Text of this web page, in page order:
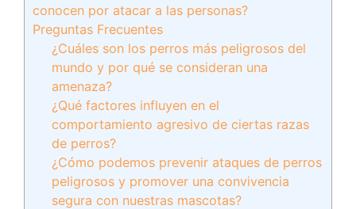
conocen por atacar a las personas?
Preguntas Frecuentes
¿Cuáles son los perros más peligrosos del
mundo y por qué se consideran una
amenaza?
¿Qué factores influyen en el
comportamiento agresivo de ciertas razas
de perros?
¿Cómo podemos prevenir ataques de perros
peligrosos y promover una convivencia
segura con nuestras mascotas?